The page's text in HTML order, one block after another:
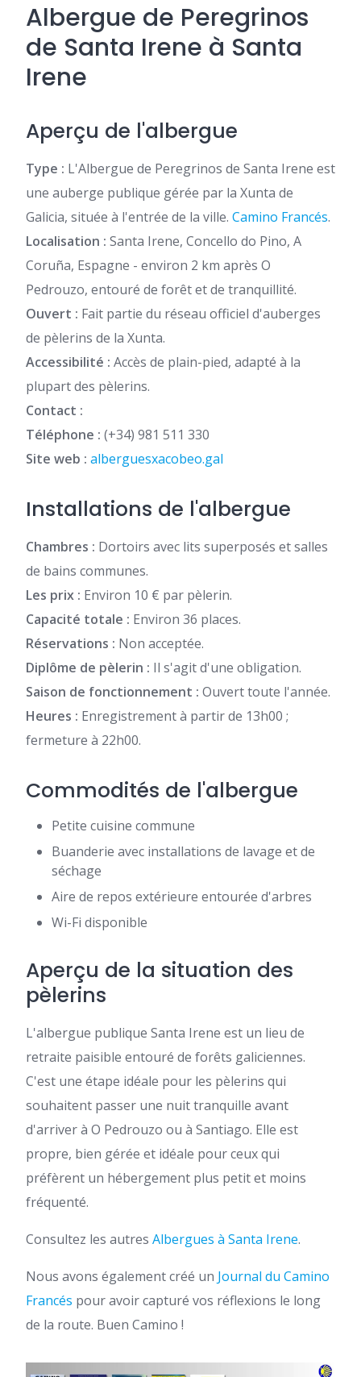
Albergue de Peregrinos
de Santa Irene à Santa
Irene
Aperçu de l'albergue
Type : L'Albergue de Peregrinos de Santa Irene est
une auberge publique gérée par la Xunta de
Galicia, située à l'entrée de la ville. Camino Francés.
Localisation : Santa Irene, Concello do Pino, A
Coruña, Espagne - environ 2 km après O
Pedrouzo, entouré de forêt et de tranquillité.
Ouvert : Fait partie du réseau officiel d'auberges
de pèlerins de la Xunta.
Accessibilité : Accès de plain-pied, adapté à la
plupart des pèlerins.
Contact :
Téléphone : (+34) 981 511 330
Site web : alberguesxacobeo.gal
Installations de l'albergue
Chambres : Dortoirs avec lits superposés et salles
de bains communes.
Les prix : Environ 10 € par pèlerin.
Capacité totale : Environ 36 places.
Réservations : Non acceptée.
Diplôme de pèlerin : Il s'agit d'une obligation.
Saison de fonctionnement : Ouvert toute l'année.
Heures : Enregistrement à partir de 13h00 ;
fermeture à 22h00.
Commodités de l'albergue
Petite cuisine commune
Buanderie avec installations de lavage et de
séchage
Aire de repos extérieure entourée d'arbres
Wi-Fi disponible
Aperçu de la situation des
pèlerins
L'albergue publique Santa Irene est un lieu de
retraite paisible entouré de forêts galiciennes.
C'est une étape idéale pour les pèlerins qui
souhaitent passer une nuit tranquille avant
d'arriver à O Pedrouzo ou à Santiago. Elle est
propre, bien gérée et idéale pour ceux qui
préfèrent un hébergement plus petit et moins
fréquenté.
Consultez les autres Albergues à Santa Irene.
Nous avons également créé un Journal du Camino
Francés pour avoir capturé vos réflexions le long
de la route. Buen Camino !